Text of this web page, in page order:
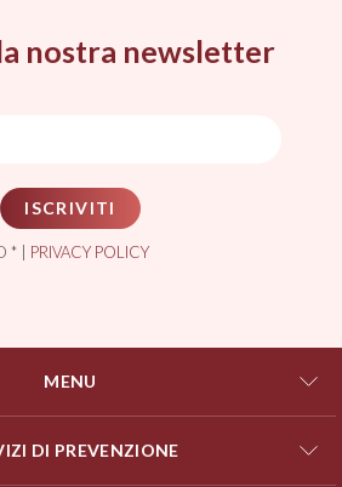
nostra newsletter
ISCRIVITI
* | PRIVACY POLICY
MENU
DI PREVENZIONE